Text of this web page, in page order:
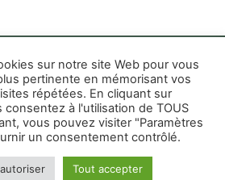
|Photographe boudoir et
Montréal Lille Avignon
et famille Montréal|
Montréal
Mentions
sur notre site Web pour vous
pertinente en mémorisant vos
répétées. En cliquant sur
à l'utilisation de TOUS
vous pouvez visiter "Paramètres
un consentement contrôlé.
Tout accepter